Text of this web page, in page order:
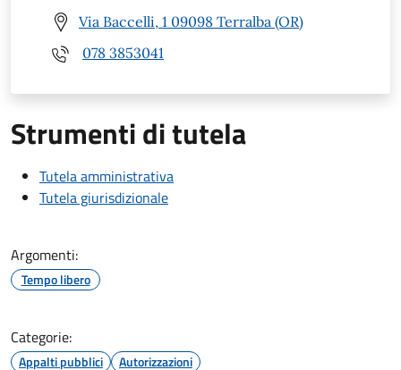
Via Baccelli, 1 09098 Terralba (OR)
078 3853041
Strumenti di tutela
Tutela amministrativa
Tutela giurisdizionale
Argomenti:
Tempo libero
Categorie:
Appalti pubblici Autorizzazioni